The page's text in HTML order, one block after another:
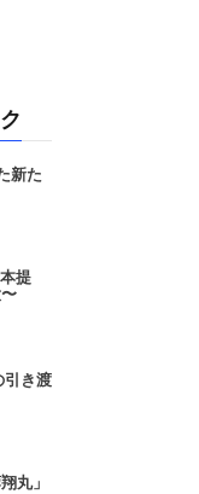
新た
提
引き渡
丸」